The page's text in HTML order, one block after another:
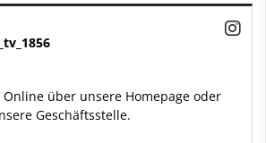
Online über unsere Homepage oder
Geschäftsstelle.